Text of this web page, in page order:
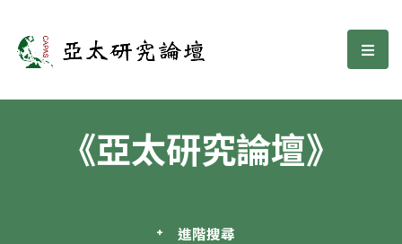
亞太研究論壇 選
《亞太研究論壇》
進階搜尋